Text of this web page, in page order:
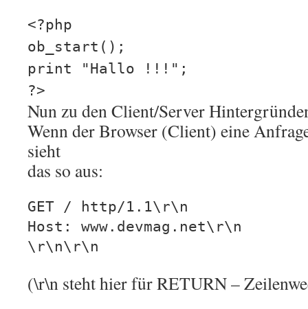
<?php
ob_start();
print "Hallo !!!";
?>
Nun zu den Client/Server
Wenn der Browser (Client) eine
sieht
das so aus:
GET / http/1.1\r\n
Host: www.devmag.net\r\n
\r\n\r\n
(\r\n steht hier für RETURN –